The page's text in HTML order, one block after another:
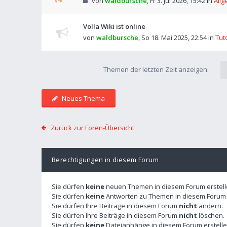
Volla Wiki ist online
von waldbursche, So 18. Mai 2025, 22:54in
Themen der letzten Zeit anzeigen:
Neues Thema
Zurück zur Foren-Übersicht
Berechtigungen in diesem Forum
Sie dürfen keineneuen Themen in diesem Forum
Sie dürfen keineAntworten zu Themen in diesem
Sie dürfen Ihre Beiträge in diesem Forum nicht ändern.
Sie dürfen Ihre Beiträge in diesem Forum nicht löschen.
Sie dürfen keineDateianhänge in diesem Forum